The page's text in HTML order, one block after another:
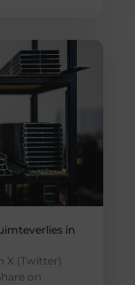
in
X (Twitter)
on